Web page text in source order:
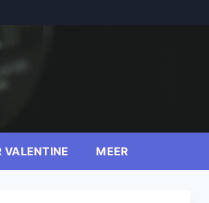
VALENTINE MEER